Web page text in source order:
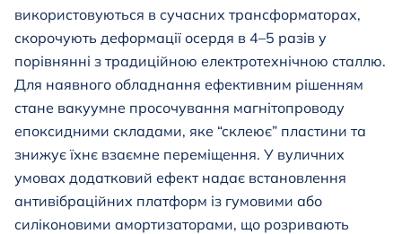
використовуються в сучасних трансформаторах,
скорочують деформації осердя в 4–5 разів у
порівнянні з традиційною електротехнічною сталлю.
Для наявного обладнання ефективним рішенням
стане вакуумне просочування магнітопроводу
епоксидними складами, яке “склеює” пластини та
знижує їхнє взаємне переміщення. У вуличних
умовах додатковий ефект надає встановлення
антивібраційних платформ із гумовими або
силіконовими амортизаторами, що розривають